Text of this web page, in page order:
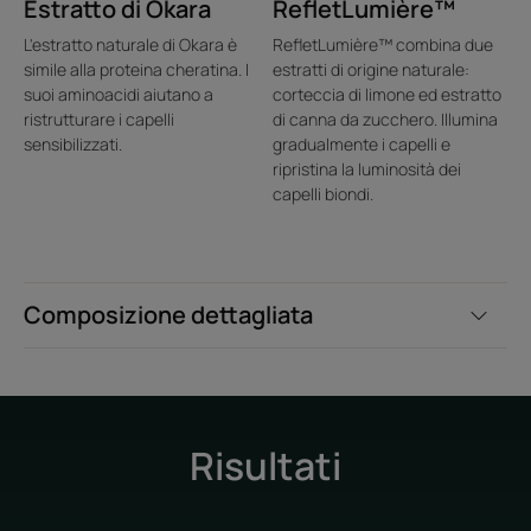
Composizione dettagliata
Estratto di Okara
L'estratto naturale di Okara è
simile alla proteina cheratina. I
suoi aminoacidi aiutano a
ristrutturare i capelli
sensibilizzati.
RefletLumière™
RefletLumière™ combina due
estratti di origine naturale:
corteccia di limone ed estratto
di canna da zucchero. Illumina
gradualmente i capelli e
ripristina la luminosità dei
capelli biondi.
Risultati